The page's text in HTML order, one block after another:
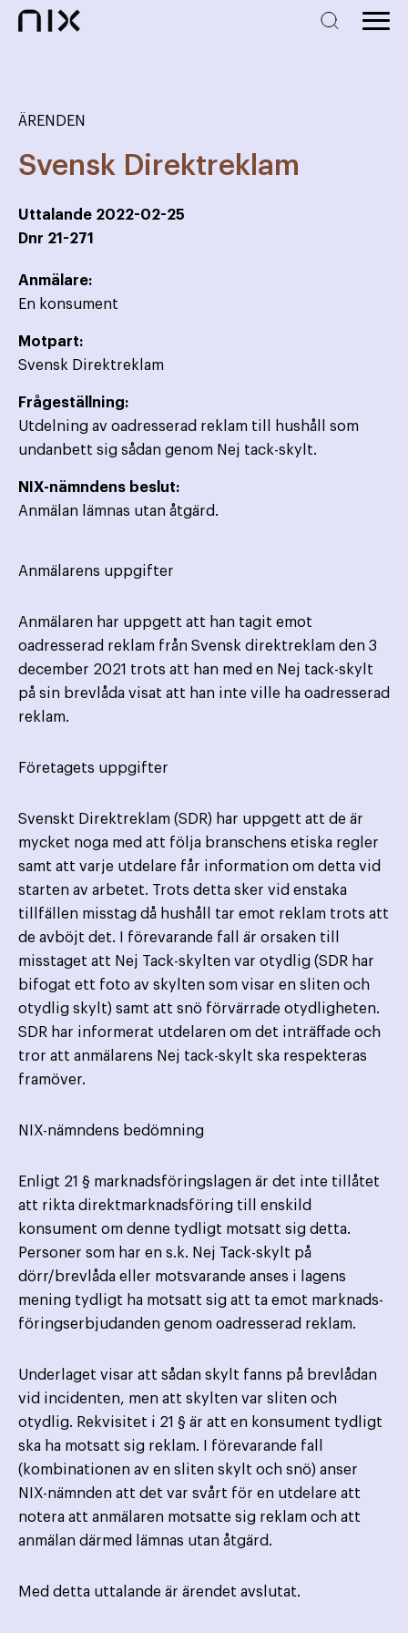
ÄRENDEN
Svensk Direktreklam
Uttalande 2022-02-25
Dnr 21-271
Anmälare:
En konsument
Motpart:
Svensk Direktreklam
Frågeställning:
Utdelning av oadresserad reklam till hushåll som
undanbett sig sådan genom Nej tack-skylt.
NIX-nämndens beslut:
Anmälan lämnas utan åtgärd.
Anmälarens uppgifter
Anmälaren har uppgett att han tagit emot
oadresserad reklam från Svensk direktreklam den 3
december 2021 trots att han med en Nej tack-skylt
på sin brevlåda visat att han inte ville ha oadresserad
reklam.
Företagets uppgifter
Svenskt Direktreklam (SDR) har uppgett att de är
mycket noga med att följa branschens etiska regler
samt att varje utdelare får information om detta vid
starten av arbetet. Trots detta sker vid enstaka
tillfällen misstag då hushåll tar emot reklam trots att
de avböjt det. I förevarande fall är orsaken till
misstaget att Nej Tack-skylten var otydlig (SDR har
bifogat ett foto av skylten som visar en sliten och
otydlig skylt) samt att snö förvärrade otydligheten.
SDR har informerat utdelaren om det inträffade och
tror att anmälarens Nej tack-skylt ska respekteras
framöver.
NIX-nämndens bedömning
Enligt 21 § marknadsföringslagen är det inte tillåtet
att rikta direktmarknadsföring till enskild
konsument om denne tydligt motsatt sig detta.
Personer som har en s.k. Nej Tack-skylt på
dörr/brevlåda eller motsvarande anses i lagens
mening tydligt ha motsatt sig att ta emot marknads­
föringserbjudanden genom oadresserad reklam.
Underlaget visar att sådan skylt fanns på brevlådan
vid incidenten, men att skylten var sliten och
otydlig. Rekvisitet i 21 § är att en konsument tydligt
ska ha motsatt sig reklam. I förevarande fall
(kombinationen av en sliten skylt och snö) anser
NIX-nämnden att det var svårt för en utdelare att
notera att anmälaren motsatte sig reklam och att
anmälan därmed lämnas utan åtgärd.
Med detta uttalande är ärendet avslutat.